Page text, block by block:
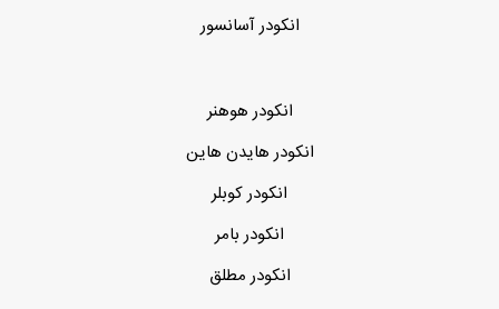
انکودر آسانسور
انکودر هوهنر
انکودر هایدن هاین
انکودر کوبلر
انکودر بامر
انکودر مطلق